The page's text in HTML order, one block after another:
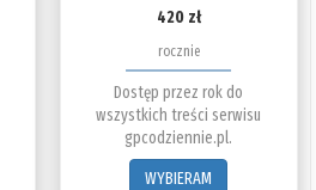
420 zł
rocznie
Dostęp przez rok do
wszystkich treści serwisu
gpcodziennie.pl.
WYBIERAM